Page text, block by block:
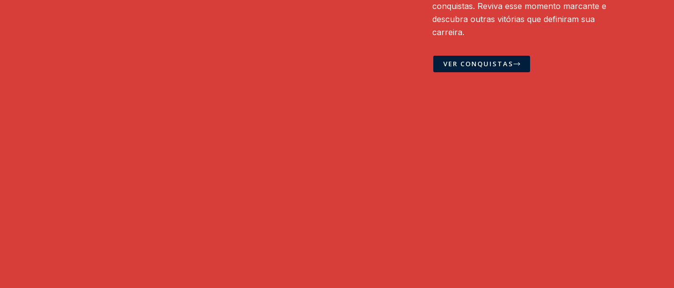
conquistas. Reviva esse momento marcante e
descubra outras vitórias que definiram sua
carreira.
VER CONQUISTAS